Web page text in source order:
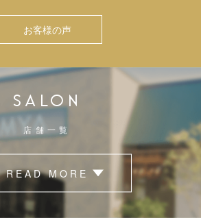
お客様の声
SALON
店舗一覧
READ MORE